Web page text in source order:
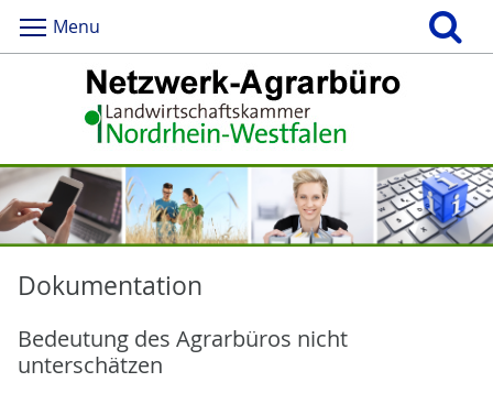
Menu
Dokumentation
Bedeutung des Agrarbüros nicht
unterschätzen